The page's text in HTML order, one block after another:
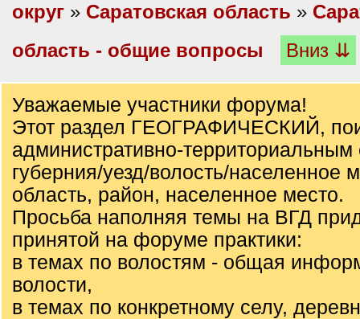
округ » Саратовская область »
область - общие вопросы
Вниз ⇊
Уважаемые участники форума!
Этот раздел ГЕОГРАФИЧЕСКИЙ,
административно-
губерния/уезд/волость/населенное
область, район, населенное место.
Просьба наполняя темы на ВГД
принятой на форуме практики:
в темах по волостям - общая
волости,
в темах по конкретному селу,